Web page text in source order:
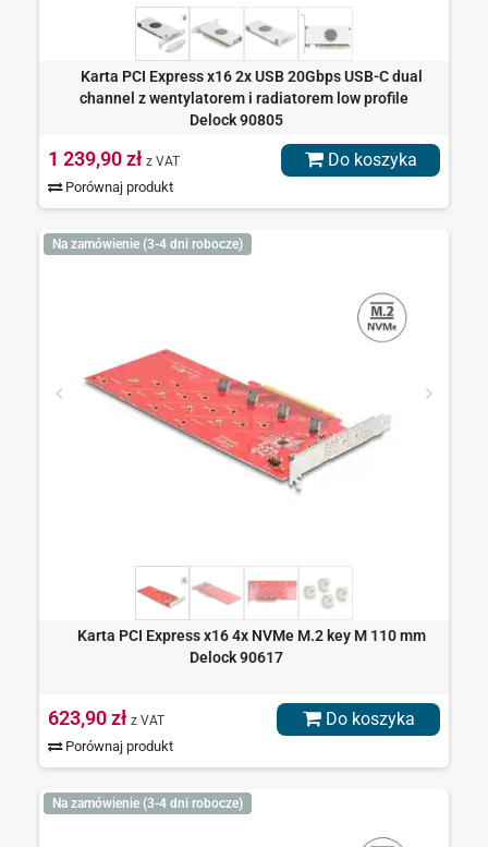
Karta PCI Express x16 2x USB 20Gbps USB-C dual
channel z wentylatorem i radiatorem low profile
Delock 90805
1 239,90 zł z VAT
Porównaj produkt
Do koszyka
Na zamówienie (3-4 dni robocze)
Karta PCI Express x16 4x NVMe M.2 key M 110 mm
Delock 90617
623,90 zł z VAT
Porównaj produkt
Do koszyka
Na zamówienie (3-4 dni robocze)